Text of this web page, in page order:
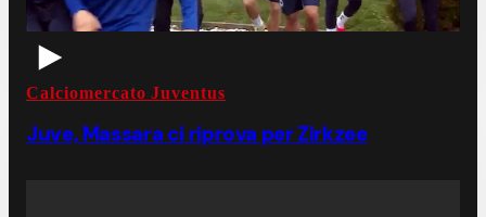
Calciomercato Juventus
Juve, Massara ci riprova per Zirkzee